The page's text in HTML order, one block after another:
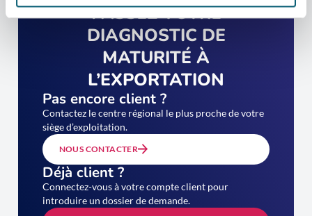
PASSEZ VOTRE
DIAGNOSTIC DE
MATURITÉ À
L’EXPORTATION
Pas encore client ?
Contactez le centre régional le plus proche de votre
siège d’exploitation.
NOUS CONTACTER
Déjà client ?
Connectez-vous à votre compte client pour
introduire un dossier de demande.